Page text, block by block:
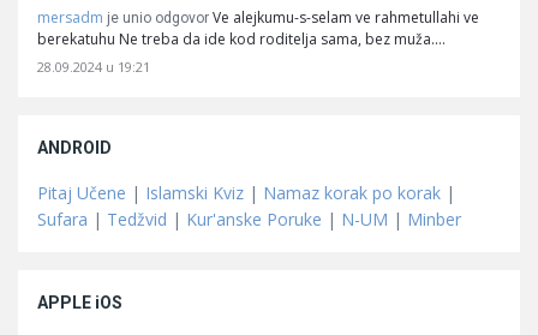
mersadm je unio odgovor Ve alejkumu-s-selam ve rahmetullahi ve
berekatuhu Ne treba da ide kod roditelja sama, bez muža.…
28.09.2024 u 19:21
ANDROID
Pitaj Učene | Islamski Kviz | Namaz korak po korak |
Sufara | Tedžvid | Kur'anske Poruke | N-UM | Minber
APPLE iOS